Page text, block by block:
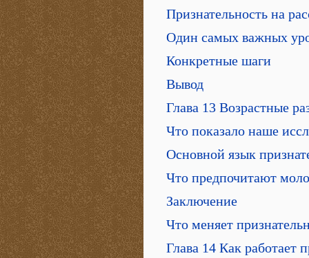
Признательность на
Один самых важных
Конкретные шаги
Вывод
Глава 13 Возрастные
Что показало наше
Основной язык
Что предпочитают
Заключение
Что меняет
Глава 14 Как работает